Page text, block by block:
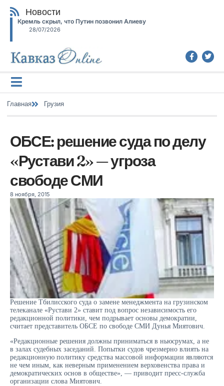
Новости
Кремль скрыл, что Путин позвонил Алиеву
28/07/2026
Главная Грузия
ОБСЕ: решение суда по делу
«Рустави 2» — угроза
свободе СМИ
8 ноября, 2015
Решение Тбилисского суда о замене менеджмента на грузинском
телеканале «Рустави 2» ставит под вопрос независимость его
редакционной политики, чем подрывает основы демократии,
считает представитель ОБСЕ по свободе СМИ Дунья Миятович.
«Редакционные решения должны приниматься в ньюсрумах, а не
в залах судебных заседаний. Попытки судов чрезмерно влиять на
редакционную политику средства массовой информации являются
не чем иным, как неверным применением верховенства права и
демократических основ в обществе», — приводит пресс-служба
организации слова Миятович.